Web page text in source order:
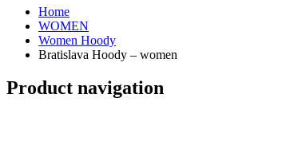
Home
WOMEN
Women Hoody
Bratislava Hoody – women
Product navigation